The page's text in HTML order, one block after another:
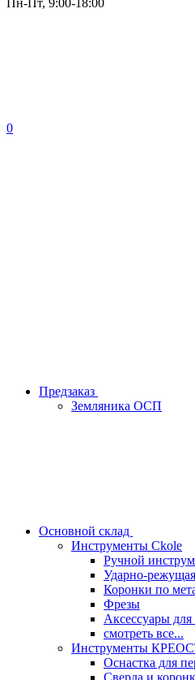
Пн-Пт, 9:00-18:00
0
Предзаказ
Земляника ОСП
Основной склад
Инструменты Ckole
Ручной
Коронки по
Фрезы
Аксессуары
смотреть все...
Инструменты
Оснастка для
Сверла и